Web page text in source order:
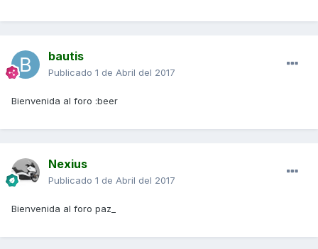
bautis
Publicado 1 de Abril del 2017
Bienvenida al foro :beer
Nexius
Publicado 1 de Abril del 2017
Bienvenida al foro paz_